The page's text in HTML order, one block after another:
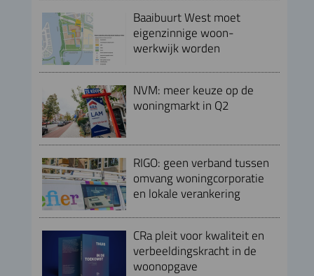
Baaibuurt West moet
eigenzinnige woon-
werkwijk worden
NVM: meer keuze op de
woningmarkt in Q2
RIGO: geen verband tussen
omvang woningcorporatie
en lokale verankering
CRa pleit voor kwaliteit en
verbeeldingskracht in de
woonopgave